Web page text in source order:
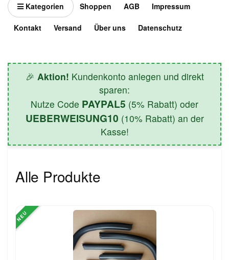
Kategorien Shoppen AGB Impressum
Kontakt Versand Über uns Datenschutz
🎉 Aktion! Kundenkonto anlegen und direkt
sparen:
Nutze Code PAYPAL5 (5% Rabatt) oder
UEBERWEISUNG10 (10% Rabatt) an der
Kasse!
Alle Produkte
NEU